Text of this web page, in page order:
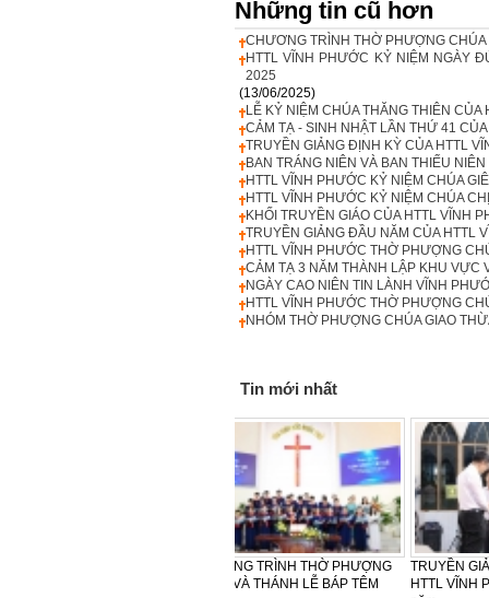
Những tin cũ hơn
CHƯƠNG TRÌNH THỜ PHƯỢNG
HTTL VĨNH PHƯỚC KỶ NIỆM NGÀY
2025
(13/06/2025)
LỄ KỶ NIỆM CHÚA THĂNG THIÊN
CẢM TẠ - SINH NHẬT LẦN THỨ 41
TRUYỀN GIẢNG ĐỊNH KỲ CỦA HTTL
BAN TRÁNG NIÊN VÀ BAN THIẾU
HTTL VĨNH PHƯỚC KỶ NIỆM CHÚA
HTTL VĨNH PHƯỚC KỶ NIỆM CHÚA
KHỐI TRUYỀN GIÁO CỦA HTTL VĨNH
TRUYỀN GIẢNG ĐẦU NĂM CỦA HTTL
HTTL VĨNH PHƯỚC THỜ PHƯỢNG
CẢM TẠ 3 NĂM THÀNH LẬP KHU VỰC
NGÀY CAO NIÊN TIN LÀNH VĨNH
HTTL VĨNH PHƯỚC THỜ PHƯỢNG
NHÓM THỜ PHƯỢNG CHÚA GIAO
Tin mới nhất
CẢM TẠ – SINH NHẬT LẦN THỨ
42 CỦA BAN PHỤ NỮ HTTL